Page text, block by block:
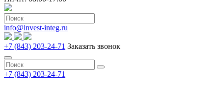
info@invest-integ.ru
+7 (843) 203-24-71 Заказать звонок
+7 (843) 203-24-71